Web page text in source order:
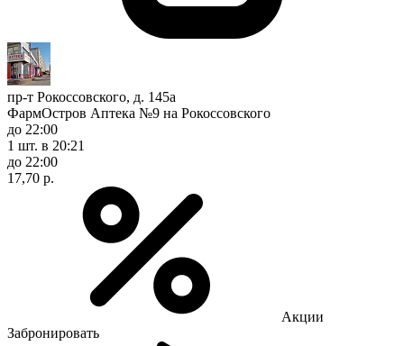
пр-т Рокоссовского, д. 145а
ФармОстров Аптека №9 на Рокоссовского
до 22:00
1 шт. в 20:21
до 22:00
17,70 р.
Акции
Забронировать